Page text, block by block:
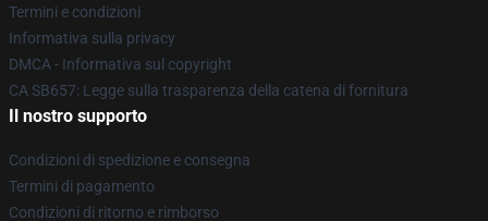
Termini e condizioni
Informativa sulla privacy
DMCA - Informativa sul copyright
CA SB657: Legge sulla trasparenza della catena di fornitura
Il nostro supporto
Condizioni di spedizione e consegna
Termini di pagamento
Condizioni di ritorno e rimborso